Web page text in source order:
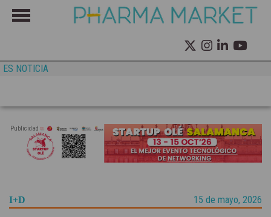
ES NOTICIA
Publicidad
I+D 15 de mayo, 2026